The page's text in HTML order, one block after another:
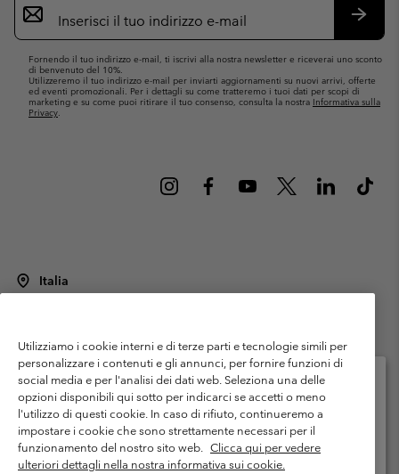
e-
mail
Fornendo il tuo indirizzo e-mail, ti iscrivi alla nostra newsletter e riceverai uno sconto
di benvenuto del 10%.
Utilizzeremo il tuo indirizzo e-mail per inviarti aggiornamenti su nuovi arrivi, offerte
ed eventi promozionali. Per i dettagli su come tratteremo i tuoi dati per scopi di
marketing e su come puoi ritirare il tuo consenso, consulta la nostra Informativa sulla
Privacy.
Italia
Termini di utilizzo
Condizioni Generali di Venditaa
Garanzia
Politica sulla privacy
Termini e condizioni del programma di membership
Condizioni di utilizzo dei contenuti generati dagli utenti
Impressum
Cookies
Public CBCR
Utilizziamo i cookie interni e di terze parti e tecnologie simili per
personalizzare i contenuti e gli annunci, per fornire funzioni di
social media e per l'analisi dei dati web. Seleziona una delle
opzioni disponibili qui sotto per indicarci se accetti o meno
l'utilizzo di questi cookie. In caso di rifiuto, continueremo a
impostare i cookie che sono strettamente necessari per il
funzionamento del nostro sito web. Clicca qui per vedere
ulteriori dettagli nella nostra informativa sui cookie.
Seleziona il paese di spedizione e la lingua
Shopping online disponibile